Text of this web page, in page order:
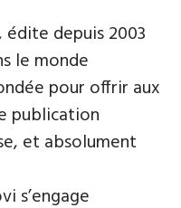
édite depuis 2003
le monde
pour offrir aux
publication
et absolument
s’engage